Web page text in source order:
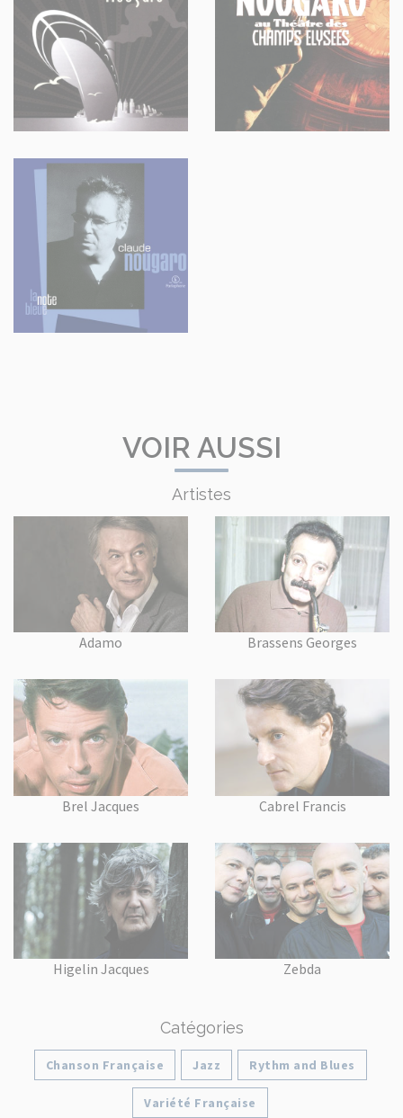
VOIR AUSSI
Artistes
Adamo Brassens Georges
Brel Jacques Cabrel Francis
Higelin Jacques Zebda
Catégories
Chanson Française Jazz Rythm and Blues
Variété Française